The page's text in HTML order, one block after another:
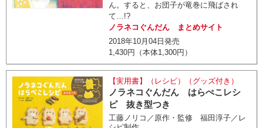
ん。すると、お団子が竜巻に飛ばされ
て…!?
ノラネコぐんだん まとめサイト
2018年10月04日発売
1,430円（本体1,300円）
【実用書】（レシピ）（グッズ付き）
ノラネコぐんだん はらぺこレシ
ピ 抜き型つき
工藤ノリコ／原作・監修 福田淳子／レ